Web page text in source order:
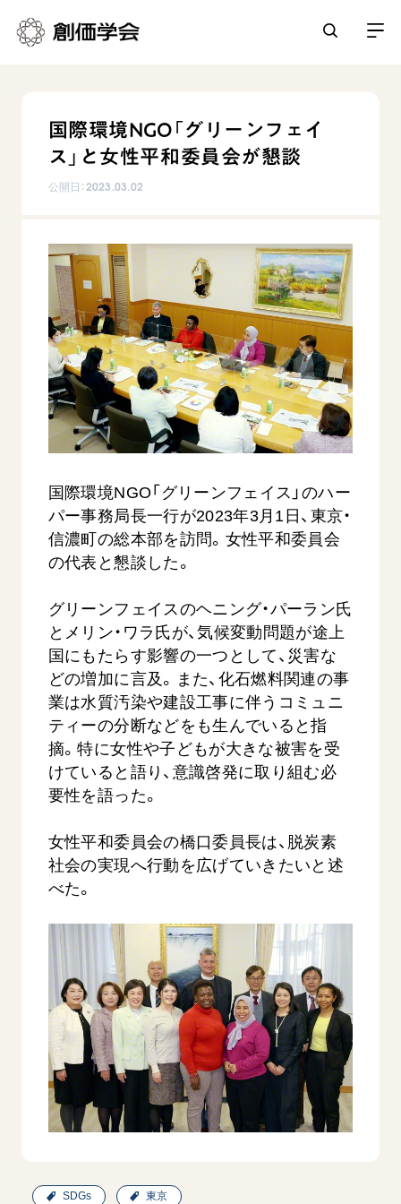
日蓮大聖人の仏法（教学入門）
釈尊～法華経
日蓮大聖人
創価学会の三代会長
初代会長・牧口常三郎先生
第2代会長・戸田城聖先生
日常の活動
座談会
仏法を学ぶ
仏法を語る
主な行事
年間の活動について
友人葬
「平和の文化」を構築
核兵器の廃絶に向け連帯を拡大
「人権文化」「ジェンダー平等」を促進
「持続可能な開発目標（SDGs）」の取り組み
人道支援
音楽活動
展示活動
図書贈呈
世界の創価学会
各国ウェブサイト
世界の創価学会の歴史
基本情報
創価学会 会憲
創価学会 会則
創価学会 社会憲章
会長・理事長・各部長の紹介
沿革
略年表
関連団体
道府県中心会館
会員サポート
座談会御書ｅ講義
小説『新・人間革命』『人間革命』要旨
御書検索［新版］
関連リンク
墓地公園・納骨堂
聖教電子版
聖教ブックストア
soka youth media
Soka Gakkai グローバルサイト
SGIピースサイト
ご意見
ご利用にあたって
SOKA PICKS すべて見る
【被爆証言】「原爆の子」として生きた80年
広島県 早志百…
2026.08.06
SDGs 平和 動画
証言 広島
国際環境NGO「グリーンフェイ
ス」と女性平和委員会が懇談
公開日：2023.03.02
国際環境NGO「グリーンフェイス」のハー
パー事務局長一行が2023年3月1日、東京・
信濃町の総本部を訪問。女性平和委員会
の代表と懇談した。
グリーンフェイスのヘニング・パーラン氏
とメリン・ワラ氏が、気候変動問題が途上
国にもたらす影響の一つとして、災害な
どの増加に言及。また、化石燃料関連の事
業は水質汚染や建設工事に伴うコミュニ
ティーの分断などをも生んでいると指
摘。特に女性や子どもが大きな被害を受
けていると語り、意識啓発に取り組む必
要性を語った。
女性平和委員会の橋口委員長は、脱炭素
社会の実現へ行動を広げていきたいと述
べた。
SDGs 東京